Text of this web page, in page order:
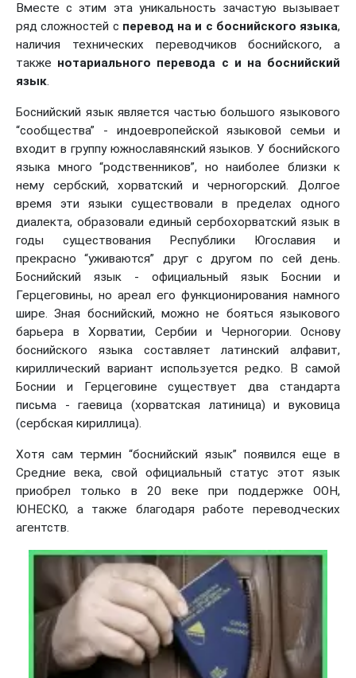
Вместе с этим эта уникальность зачастую вызывает
ряд сложностей с перевод на и с боснийского языка,
наличия технических переводчиков боснийского, а
также нотариального перевода с и на боснийский
язык.
Боснийский язык является частью большого языкового
“сообщества” - индоевропейской языковой семьи и
входит в группу южнославянский языков. У боснийского
языка много “родственников”, но наиболее близки к
нему сербский, хорватский и черногорский. Долгое
время эти языки существовали в пределах одного
диалекта, образовали единый сербохорватский язык в
годы существования Республики Югославия и
прекрасно “уживаются” друг с другом по сей день.
Боснийский язык - официальный язык Боснии и
Герцеговины, но ареал его функционирования намного
шире. Зная боснийский, можно не бояться языкового
барьера в Хорватии, Сербии и Черногории. Основу
боснийского языка составляет латинский алфавит,
кириллический вариант используется редко. В самой
Боснии и Герцеговине существует два стандарта
письма - гаевица (хорватская латиница) и вуковица
(сербская кириллица).
Хотя сам термин “боснийский язык” появился еще в
Средние века, свой официальный статус этот язык
приобрел только в 20 веке при поддержке ООН,
ЮНЕСКО, а также благодаря работе переводческих
агентств.